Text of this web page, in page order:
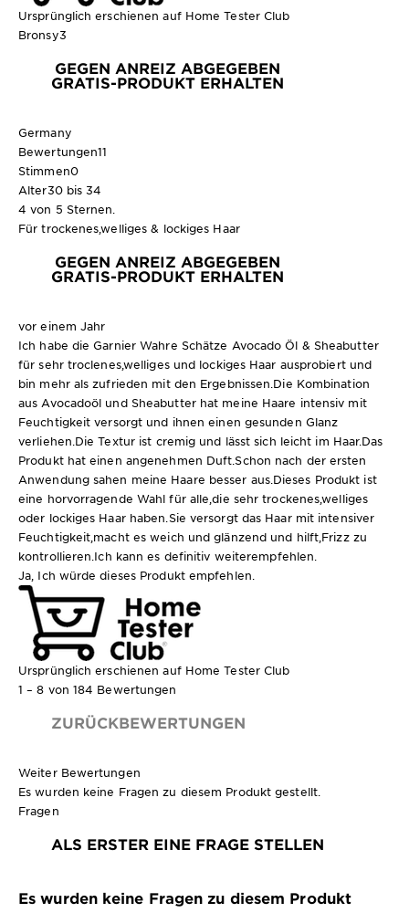
Ursprünglich erschienen auf Home Tester Club
Bronsy3
GEGEN ANREIZ ABGEGEBEN
GRATIS-PRODUKT ERHALTEN
Germany
Bewertungen11
Stimmen0
Alter30 bis 34
4 von 5 Sternen.
Für trockenes,welliges & lockiges Haar
GEGEN ANREIZ ABGEGEBEN
GRATIS-PRODUKT ERHALTEN
vor einem Jahr
Ich habe die Garnier Wahre Schätze Avocado Öl & Sheabutter
für sehr troclenes,welliges und lockiges Haar ausprobiert und
bin mehr als zufrieden mit den Ergebnissen.Die Kombination
aus Avocadoöl und Sheabutter hat meine Haare intensiv mit
Feuchtigkeit versorgt und ihnen einen gesunden Glanz
verliehen.Die Textur ist cremig und lässt sich leicht im Haar.Das
Produkt hat einen angenehmen Duft.Schon nach der ersten
Anwendung sahen meine Haare besser aus.Dieses Produkt ist
eine horvorragende Wahl für alle,die sehr trockenes,welliges
oder lockiges Haar haben.Sie versorgt das Haar mit intensiver
Feuchtigkeit,macht es weich und glänzend und hilft,Frizz zu
kontrollieren.Ich kann es definitiv weiterempfehlen.
Ja, Ich würde dieses Produkt empfehlen.
Ursprünglich erschienen auf Home Tester Club
1 – 8 von 184 Bewertungen
ZURÜCKBEWERTUNGEN
Weiter Bewertungen
Es wurden keine Fragen zu diesem Produkt gestellt.
Fragen
ALS ERSTER EINE FRAGE STELLEN
Es wurden keine Fragen zu diesem Produkt